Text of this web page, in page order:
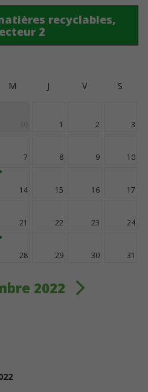
recyclables,
2
M J V S
1 2 3
7 8 9 10
14 15 16 17
21 22 23 24
28 29 30 31
2022